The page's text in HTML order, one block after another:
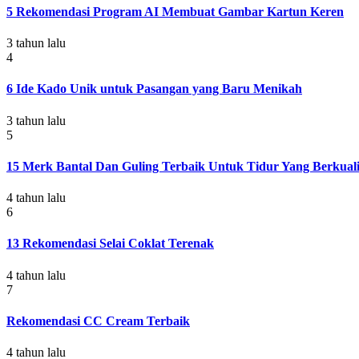
5 Rekomendasi Program AI Membuat Gambar Kartun Keren
3 tahun lalu
4
6 Ide Kado Unik untuk Pasangan yang Baru Menikah
3 tahun lalu
5
15 Merk Bantal Dan Guling Terbaik Untuk Tidur Yang
4 tahun lalu
6
13 Rekomendasi Selai Coklat Terenak
4 tahun lalu
7
Rekomendasi CC Cream Terbaik
4 tahun lalu